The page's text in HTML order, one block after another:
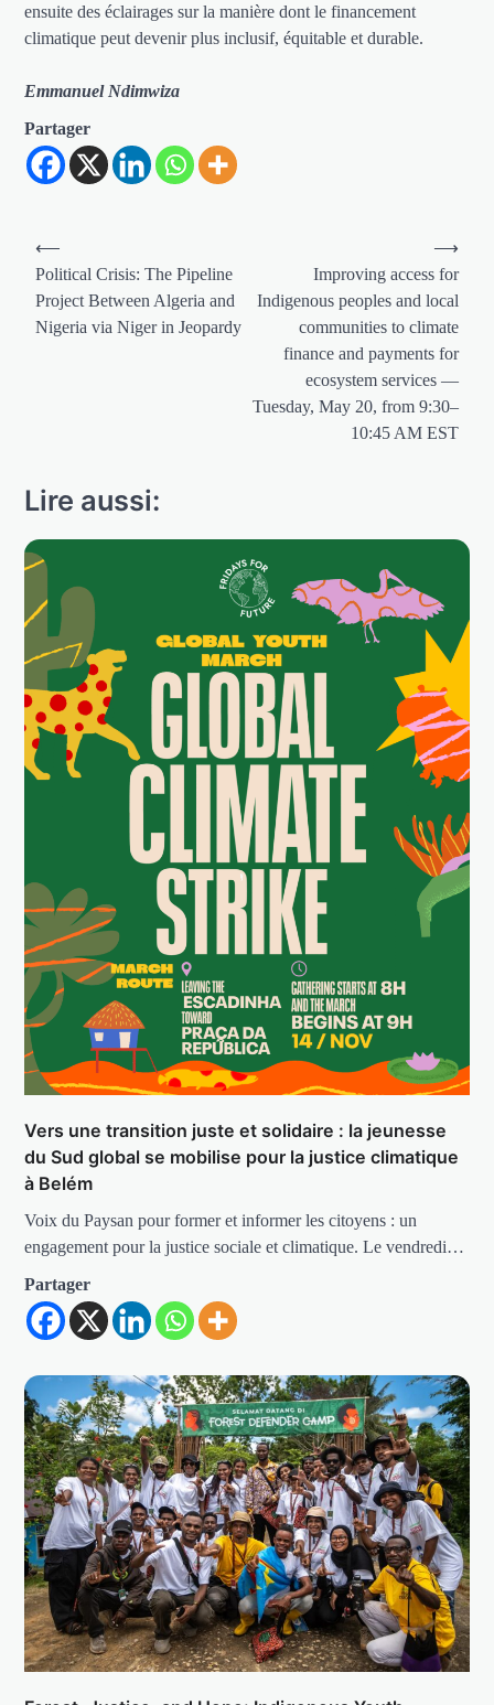
ensuite des éclairages sur la manière dont le financement
climatique peut devenir plus inclusif, équitable et durable.
Emmanuel Ndimwiza
Partager
Navigation
de
l’article
⟵
Political Crisis: The Pipeline
Project Between Algeria and
Nigeria via Niger in Jeopardy
Improving access for
Indigenous peoples and local
communities to climate
finance and payments for
ecosystem services —
Tuesday, May 20, from 9:30–
10:45 AM EST
⟶
Lire aussi:
Vers une transition juste et solidaire : la jeunesse
du Sud global se mobilise pour la justice climatique
à Belém
Voix du Paysan pour former et informer les citoyens : un
engagement pour la justice sociale et climatique. Le vendredi…
Partager